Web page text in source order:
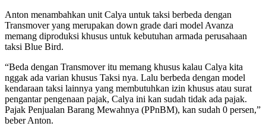
Anton menambahkan unit Calya untuk taksi berbeda dengan
Transmover yang merupakan down grade dari model Avanza
memang diproduksi khusus untuk kebutuhan armada perusahaan
taksi Blue Bird.
“Beda dengan Transmover itu memang khusus kalau Calya kita
nggak ada varian khusus Taksi nya. Lalu berbeda dengan model
kendaraan taksi lainnya yang membutuhkan izin khusus atau surat
pengantar pengenaan pajak, Calya ini kan sudah tidak ada pajak.
Pajak Penjualan Barang Mewahnya (PPnBM), kan sudah 0 persen,”
beber Anton.